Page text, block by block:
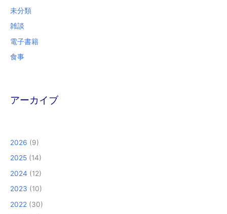
未分類
雑談
電子書籍
食事
アーカイブ
2026 (9)
2025 (14)
2024 (12)
2023 (10)
2022 (30)